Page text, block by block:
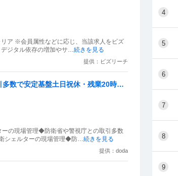
リア ※会員属性などに応じ、当該求人をビズ
ジタル依存の増加やサ…続きを見る
提供：ビズリーチ
数で安定基盤土日祝休・残業20時間
の現場管理◆防衛省や警視庁との取引多数
シェルターの現場管理◆防…続きを見る
提供：doda
4
5
6
7
8
9